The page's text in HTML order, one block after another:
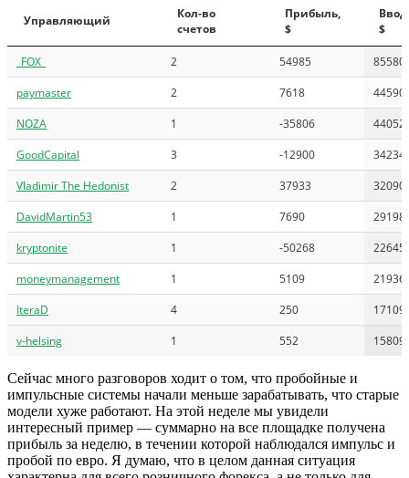
Управляющий
Кол-во
счетов
Прибыль,
$
$
_FOX_ 2 54985
85580
paymaster
2 7618
44590
NOZA
1 -35806
44052
GoodCapital
3 -12900
34234
Vladimir The Hedonist
2 37933
32090
DavidMartin53
1 7690
29198
kryptonite
1 -50268
22645
moneymanagement
1 5109
21936
IteraD
4 250
17109
v-helsing
1 552 15809
Сейчас много разговоров ходит о том, что пробойные и
импульсные системы начали меньше зарабатывать, что старые
модели хуже работают. На этой неделе мы увидели
интересный пример — суммарно на все площадке получена
прибыль за неделю, в течении которой наблюдался импульс и
пробой по евро. Я думаю, что в целом данная ситуация